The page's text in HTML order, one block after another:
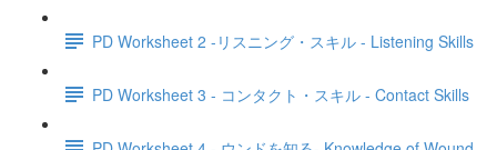
PD Worksheet 2 -リスニング・スキル - Listening Skills
PD Worksheet 3 - コンタクト・スキル - Contact Skills